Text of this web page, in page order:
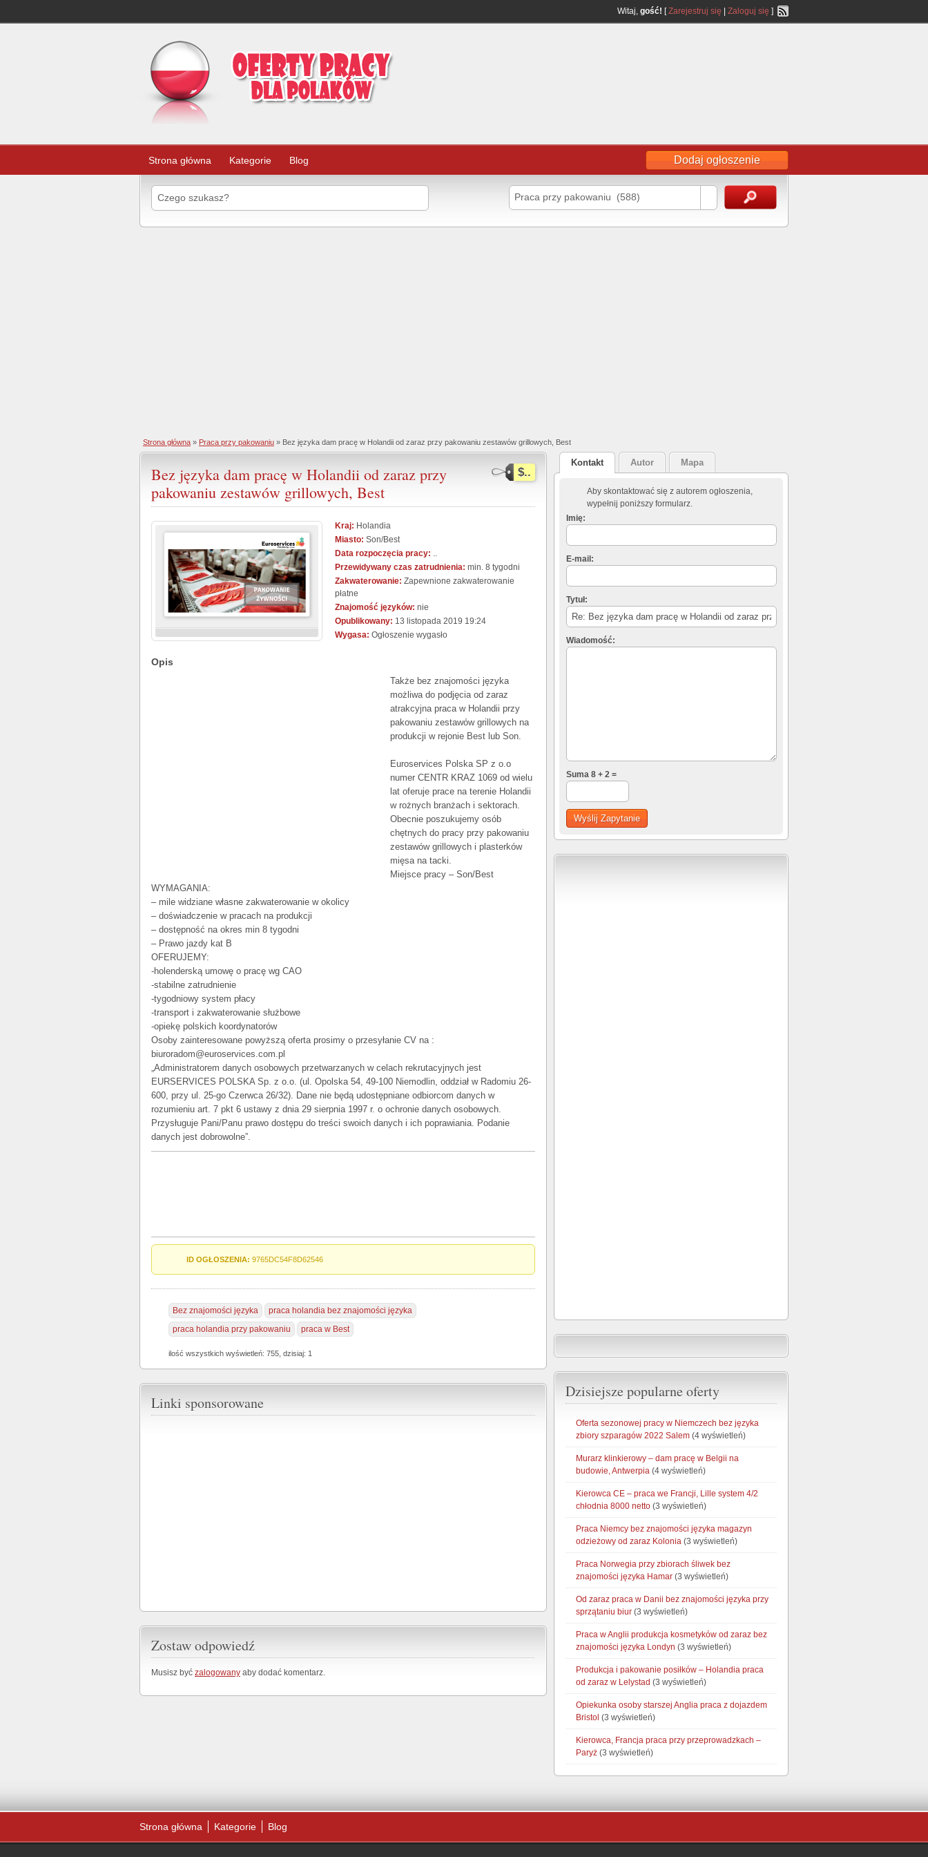
Witaj, gość! [Zarejestruj się Zaloguj się ]
Strona główna Kategorie Blog Dodaj ogłoszenie
Praca przy pakowaniu (588)
Strona główna » Praca przy pakowaniu » Bez języka dam pracę w Holandii od zaraz przy pakowaniu zestawów grillowych, Best
$..
Bez języka dam pracę w Holandii od zaraz przy
pakowaniu zestawów grillowych, Best
Kraj: Holandia
Miasto: Son/Best
Data rozpoczęcia pracy:
Przewidywany czas zatrudnienia: min. 8 tygodni
Zakwaterowanie: Zapewnione zakwaterowanie
płatne
Znajomość języków: nie
Opublikowany: 13 listopada 2019 19:24
Wygasa: Ogłoszenie wygasło
Opis
Także bez znajomości języka
możliwa do podjęcia od zaraz
atrakcyjna praca w Holandii przy
pakowaniu zestawów grillowych na
produkcji w rejonie Best lub Son.
Euroservices Polska SP z o.o
numer CENTR KRAZ 1069 od wielu
lat oferuje prace na terenie Holandii
w rożnych branżach i sektorach.
Obecnie poszukujemy osób
chętnych do pracy przy pakowaniu
zestawów grillowych i plasterków
mięsa na tacki.
Miejsce pracy – Son/Best
WYMAGANIA:
– mile widziane własne zakwaterowanie w okolicy
– doświadczenie w pracach na produkcji
– dostępność na okres min 8 tygodni
– Prawo jazdy kat B
OFERUJEMY:
-holenderską umowę o pracę wg CAO
-stabilne zatrudnienie
-tygodniowy system płacy
-transport i zakwaterowanie służbowe
-opiekę polskich koordynatorów
Osoby zainteresowane powyższą oferta prosimy o przesyłanie CV na :
biuroradom@euroservices.com.pl
„Administratorem danych osobowych przetwarzanych w celach rekrutacyjnych jest
EURSERVICES POLSKA Sp. z o.o. (ul. Opolska 54, 49-100 Niemodlin, oddział w Radomiu 26-
600, przy ul. 25-go Czerwca 26/32). Dane nie będą udostępniane odbiorcom danych w
rozumieniu art. 7 pkt 6 ustawy z dnia 29 sierpnia 1997 r. o ochronie danych osobowych.
Przysługuje Pani/Panu prawo dostępu do treści swoich danych i ich poprawiania. Podanie
danych jest dobrowolne”.
ID OGŁOSZENIA: 9765DC54F8D62546
Bez znajomości języka
praca holandia bez znajomości języka
praca holandia przy pakowaniu
praca w Best
ilość wszystkich wyświetleń: 755, dzisiaj: 1
Linki sponsorowane
Zostaw odpowiedź
Musisz być zalogowany aby dodać komentarz.
Kontakt Autor Mapa
Aby skontaktować się z autorem ogłoszenia,
wypełnij poniższy formularz.
Imię:
E-mail:
Tytuł:
Wiadomość:
Suma 8 + 2 =
Dzisiejsze popularne oferty
Oferta sezonowej pracy w Niemczech bez języka
zbiory szparagów 2022 Salem (4 wyświetleń)
Murarz klinkierowy – dam pracę w Belgii na
budowie, Antwerpia (4 wyświetleń)
Kierowca CE – praca we Francji, Lille system 4/2
chłodnia 8000 netto (3 wyświetleń)
Praca Niemcy bez znajomości języka magazyn
odzieżowy od zaraz Kolonia (3 wyświetleń)
Praca Norwegia przy zbiorach śliwek bez
znajomości języka Hamar (3 wyświetleń)
Od zaraz praca w Danii bez znajomości języka przy
sprzątaniu biur (3 wyświetleń)
Praca w Anglii produkcja kosmetyków od zaraz bez
znajomości języka Londyn (3 wyświetleń)
Produkcja i pakowanie posiłków – Holandia praca
od zaraz w Lelystad (3 wyświetleń)
Opiekunka osoby starszej Anglia praca z dojazdem
Bristol (3 wyświetleń)
Kierowca, Francja praca przy przeprowadzkach –
Paryż (3 wyświetleń)
Strona główna Kategorie Blog